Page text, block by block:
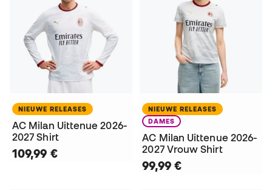
NIEUWE RELEASES
AC Milan Uittenue 2026-
2027 Shirt
109,99 €
NIEUWE RELEASES
DAMES
AC Milan Uittenue 2026-
2027 Vrouw Shirt
99,99 €